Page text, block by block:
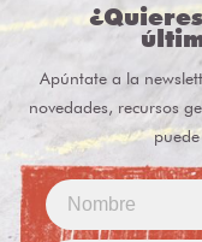
Apúntate a la
novedades, recursos